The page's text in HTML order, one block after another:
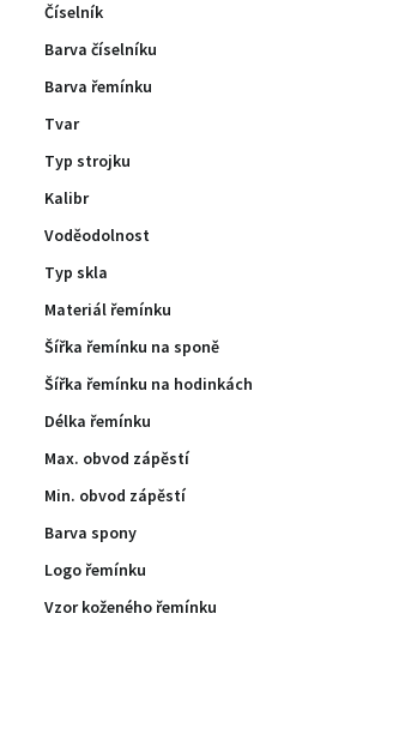
Číselník
Barva číselníku
Barva řemínku
Tvar
Typ strojku
Kalibr
Voděodolnost
Typ skla
Materiál řemínku
Šířka řemínku na sponě
Šířka řemínku na hodinkách
Délka řemínku
Max. obvod zápěstí
Min. obvod zápěstí
Barva spony
Logo řemínku
Vzor koženého řemínku